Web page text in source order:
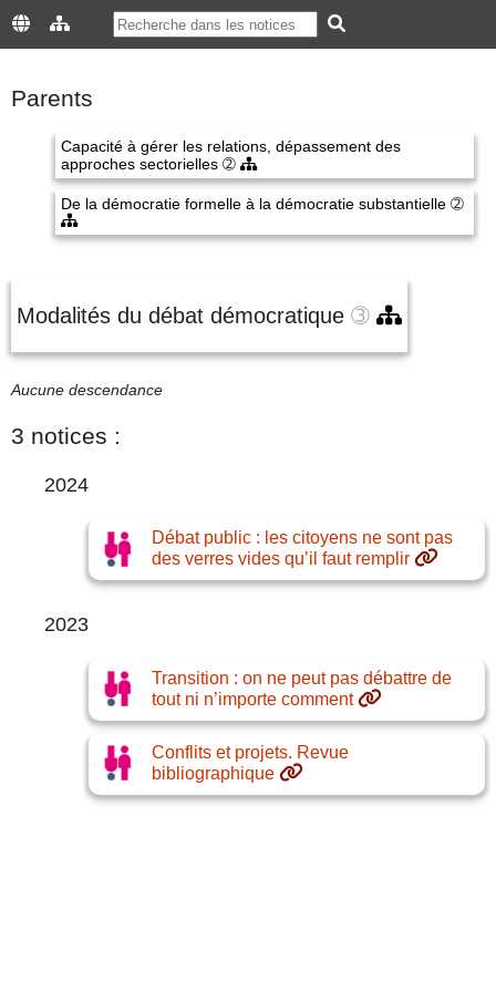
Parents
Capacité à gérer les relations, dépassement des
approches sectorielles ➁
De la démocratie formelle à la démocratie substantielle ➁
Modalités du débat démocratique ➂
Aucune descendance
3 notices :
2024
Débat public : les citoyens ne sont pas
des verres vides qu’il faut remplir
2023
Transition : on ne peut pas débattre de
tout ni n’importe comment
Conflits et projets. Revue
bibliographique